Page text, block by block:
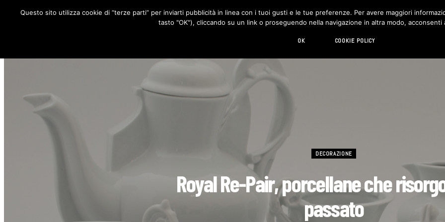
RUBRICHE DESIGN LIVING HI-TECH CHI SIAMO
DECORAZIONE
Royal Re-Pair, porcellane che
passato
Questo sito utilizza cookie di “terze parti” per inviarti pubblicità in linea con i tuoi gusti e le tue preferenze. Per avere maggiori
tasto "OK"), cliccando su un link o proseguendo nella navigazione in altra modo, acconsenti
OK COOKIE POLICY